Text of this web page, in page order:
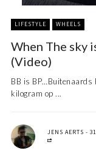
LIFESTYLE WHEELS
When The sky
(Video)
BB is
kilogram op ...
JENS AERTS